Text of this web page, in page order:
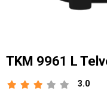
TKM 9961 L
3.0